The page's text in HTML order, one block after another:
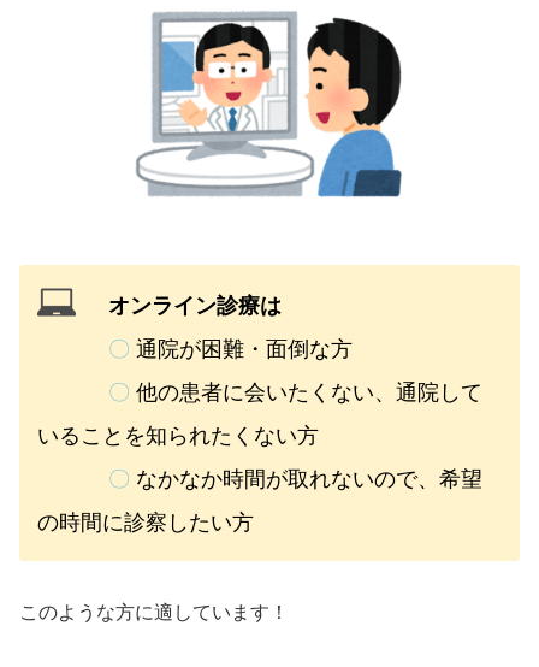
オンライン診療は
〇 通院が困難・面倒な方
〇 他の患者に会いたくない、通院して
いることを知られたくない方
〇 なかなか時間が取れないので、希望
の時間に診察したい方
このような方に適しています！